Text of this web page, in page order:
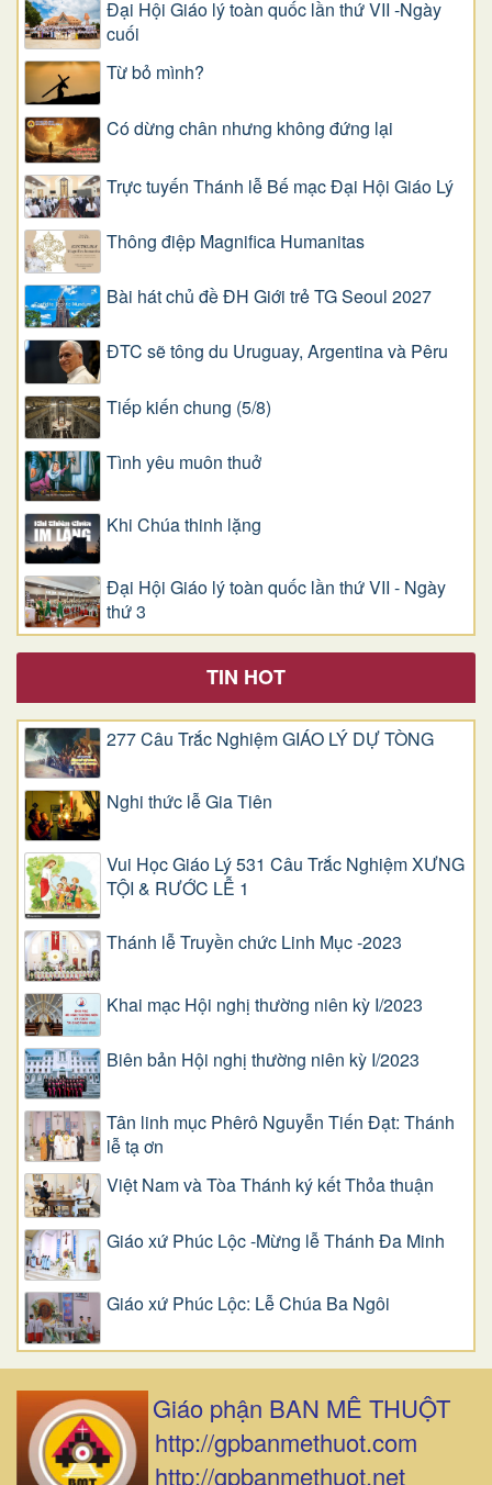
Đại Hội Giáo lý toàn quốc lần thứ VII -Ngày
cuối
Từ bỏ mình?
Có dừng chân nhưng không đứng lại
Trực tuyến Thánh lễ Bế mạc Đại Hội Giáo Lý
Thông điệp Magnifica Humanitas
Bài hát chủ đề ĐH Giới trẻ TG Seoul 2027
ĐTC sẽ tông du Uruguay, Argentina và Pêru
Tiếp kiến chung (5/8)
Tình yêu muôn thuở
Khi Chúa thinh lặng
Đại Hội Giáo lý toàn quốc lần thứ VII - Ngày
thứ 3
TIN HOT
277 Câu Trắc Nghiệm GIÁO LÝ DỰ TÒNG
Nghi thức lễ Gia Tiên
Vui Học Giáo Lý 531 Câu Trắc Nghiệm XƯNG
TỘI & RƯỚC LỄ 1
Thánh lễ Truyền chức Linh Mục -2023
Khai mạc Hội nghị thường niên kỳ I/2023
Biên bản Hội nghị thường niên kỳ I/2023
Tân linh mục Phêrô Nguyễn Tiến Đạt: Thánh
lễ tạ ơn
Việt Nam và Tòa Thánh ký kết Thỏa thuận
Giáo xứ Phúc Lộc -Mừng lễ Thánh Đa Minh
Giáo xứ Phúc Lộc: Lễ Chúa Ba Ngôi
Giáo phận BAN MÊ THUỘT
http://gpbanmethuot.com
http://gpbanmethuot.net